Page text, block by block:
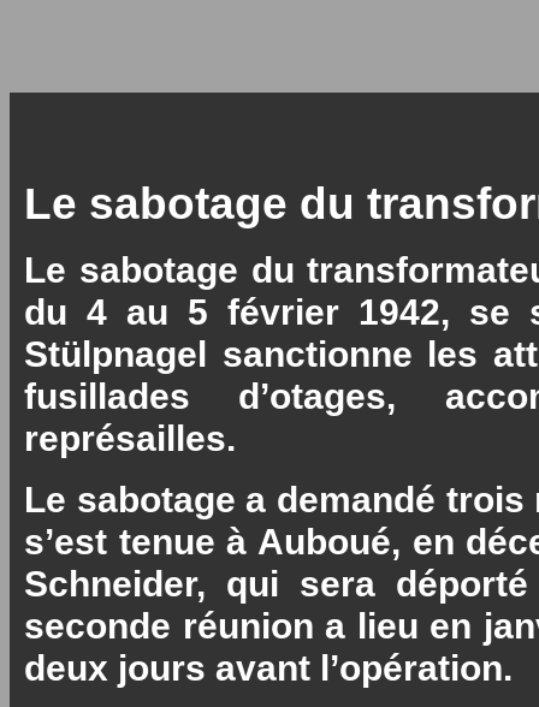
Le sabotage du
Le sabotage du
du 4 au 5 février 1942, se
Stülpnagel sanctionne les
fusillades d’otages,
représailles.
Le sabotage a demandé
s’est tenue à Auboué, en
Schneider, qui sera
seconde réunion a lieu en
deux jours avant l’opération.